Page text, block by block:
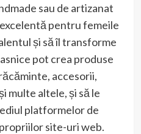
sau de artizanat
pentru femeile
și să îl transforme
pot crea produse
accesorii,
multe altele, și să le
platformelor de
site-uri web.